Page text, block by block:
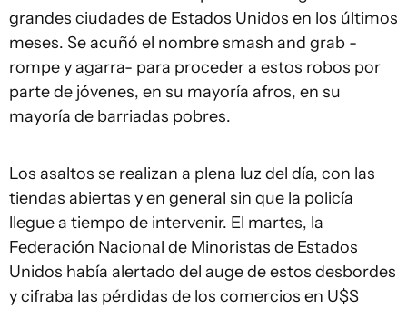
grandes ciudades de Estados Unidos en los últimos
meses. Se acuñó el nombre smash and grab -
rompe y agarra- para proceder a estos robos por
parte de jóvenes, en su mayoría afros, en su
mayoría de barriadas pobres.
Los asaltos se realizan a plena luz del día, con las
tiendas abiertas y en general sin que la policía
llegue a tiempo de intervenir. El martes, la
Federación Nacional de Minoristas de Estados
Unidos había alertado del auge de estos desbordes
y cifraba las pérdidas de los comercios en U$S